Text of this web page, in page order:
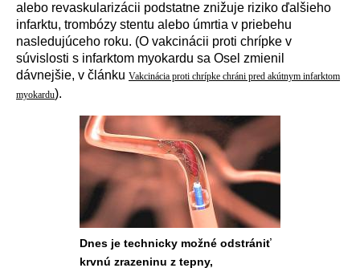
alebo revaskularizácii podstatne znižuje riziko ďalšieho
infarktu, trombózy stentu alebo úmrtia v priebehu
nasledujúceho roku. (O vakcinácii proti chrípke v
súvislosti s infarktom myokardu sa Osel zmienil
dávnejšie, v čl ánku Vakcinácia proti chrípke chráni pred akútnym infarktom
myokardu).
Dnes je technicky možné odstrániť
krvnú zrazeninu z tepny,